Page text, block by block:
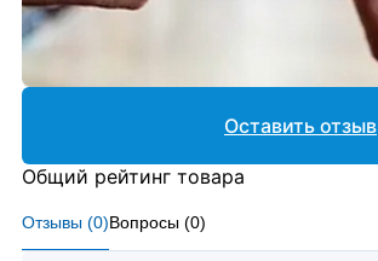
Отзывы (0)Вопросы (0)
Оставить отзыв
Общий рейтинг товара